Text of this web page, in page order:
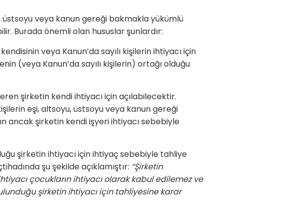
üstsoyu veya kanun gereği bakmakla yükümlü
Burada önemli olan hususlar şunlardır:
veya Kanun’da sayılı kişilerin ihtiyacı için
(veya Kanun’da sayılı kişilerin) ortağı olduğu
şirketin kendi ihtiyacı için açılabilecektir.
eşi, altsoyu, üstsoyu veya kanun gereği
ancak şirketin kendi işyeri ihtiyacı sebebiyle
şirketin ihtiyacı için ihtiyaç sebebiyle tahliye
şu şekilde açıklamıştır: “Şirketin
çocukların ihtiyacı olarak kabul edilemez ve
şirketin ihtiyacı için tahliyesine karar